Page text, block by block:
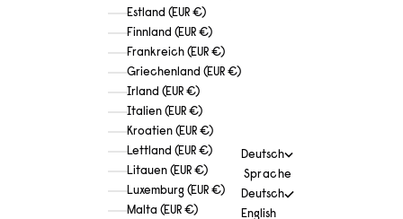
Estland (EUR €)
Finnland (EUR €)
Frankreich (EUR €)
Griechenland (EUR €)
Irland (EUR €)
Italien (EUR €)
Kroatien (EUR €)
Lettland (EUR €)
Litauen (EUR €)
Luxemburg (EUR €)
Malta (EUR €)
Deutsch
Sprache
Deutsch
English